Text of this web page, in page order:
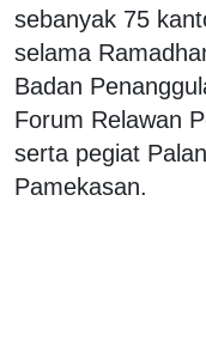
sebanyak 75
selama
Badan
Forum Relawan
serta pegiat
Pamekasan.